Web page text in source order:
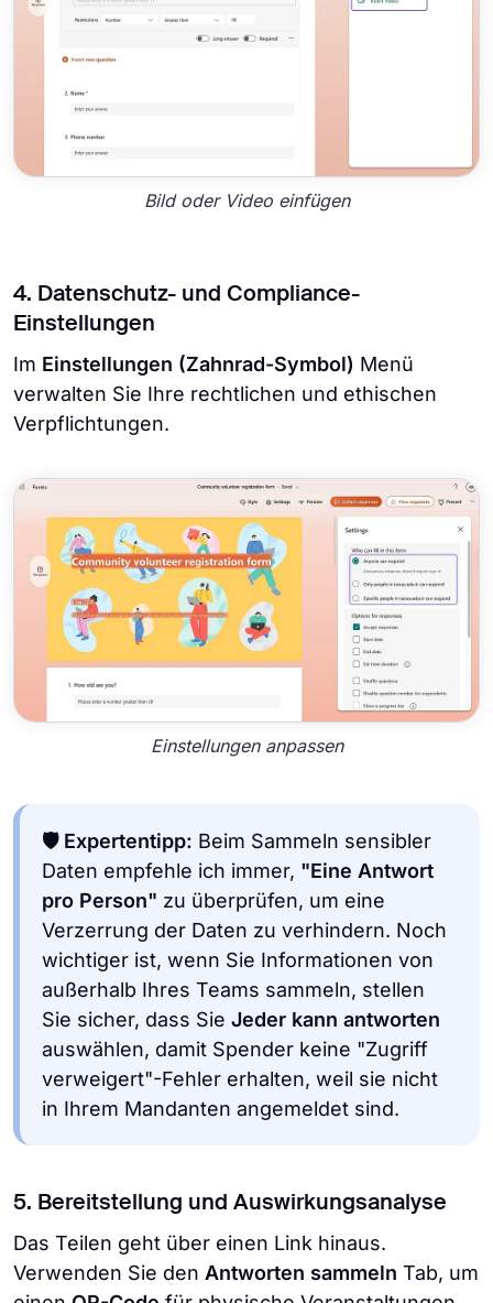
Bild oder Video einfügen
4. Datenschutz- und Compliance-
Einstellungen
Im Einstellungen (Zahnrad-Symbol) Menü
verwalten Sie Ihre rechtlichen und ethischen
Verpflichtungen.
Einstellungen anpassen
🛡️ Expertentipp: Beim Sammeln sensibler
Daten empfehle ich immer, "Eine Antwort
pro Person" zu überprüfen, um eine
Verzerrung der Daten zu verhindern. Noch
wichtiger ist, wenn Sie Informationen von
außerhalb Ihres Teams sammeln, stellen
Sie sicher, dass Sie Jeder kann antworten
auswählen, damit Spender keine "Zugriff
verweigert"-Fehler erhalten, weil sie nicht
in Ihrem Mandanten angemeldet sind.
5. Bereitstellung und Auswirkungsanalyse
Das Teilen geht über einen Link hinaus.
Verwenden Sie den Antworten sammeln Tab, um